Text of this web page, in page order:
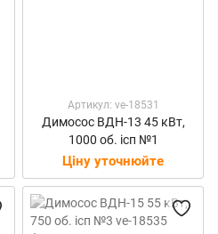
Артикул: ve-18531
Димосос ВДН-13 45 кВт,
1000 об. ісп №1
Ціну уточнюйте